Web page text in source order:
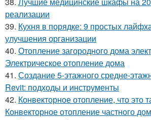
реализации
39. Кухня в порядке: 9 простых
улучшения организации
40. Отопление загородного дома
Электрическое отопление дома
41. Создание 5-этажного средне-
Revit: подходы и инструменты
42. Конвекторное отопление, что это
Конвекторное отопление частного